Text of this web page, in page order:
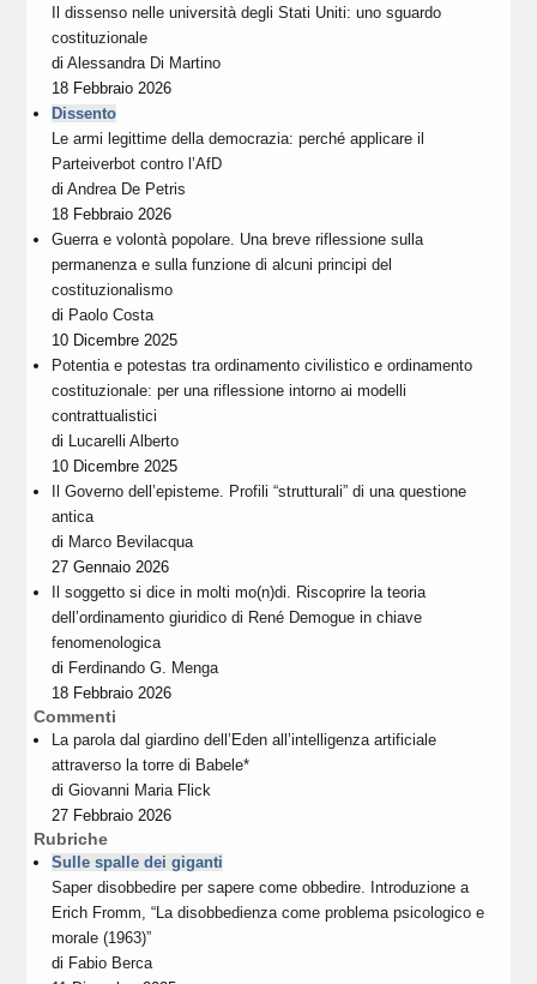
Il dissenso nelle università degli Stati Uniti: uno sguardo
costituzionale
diAlessandra Di Martino
18 Febbraio 2026
Dissento
Le armi legittime della democrazia: perché applicare il
Parteiverbot contro l’AfD
diAndrea De Petris
18 Febbraio 2026
Guerra e volontà popolare. Una breve riflessione sulla
permanenza e sulla funzione di alcuni principi del
costituzionalismo
di Paolo Costa
10 Dicembre 2025
Potentia e potestas tra ordinamento civilistico e ordinamento
costituzionale: per una riflessione intorno ai modelli
contrattualistici
di Lucarelli Alberto
10 Dicembre 2025
Il Governo dell’episteme. Profili “strutturali” di una questione
antica
di Marco Bevilacqua
27 Gennaio 2026
Il soggetto si dice in molti mo(n)di. Riscoprire la teoria
dell’ordinamento giuridico di René Demogue in chiave
fenomenologica
di Ferdinando G. Menga
18 Febbraio 2026
Commenti
La parola dal giardino dell’Eden all’intelligenza artificiale
attraverso la torre di Babele*
diGiovanni Maria Flick
27 Febbraio 2026
Rubriche
Sulle spalle dei giganti
Saper disobbedire per sapere come obbedire. Introduzione a
Erich Fromm, “La disobbedienza come problema psicologico e
morale (1963)”
di Fabio Berca